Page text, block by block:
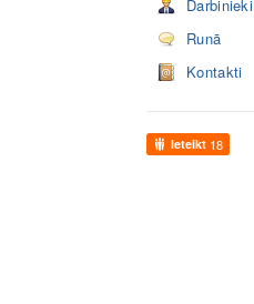
Darbinieki
Runā
Kontakti
Ieteikt 18